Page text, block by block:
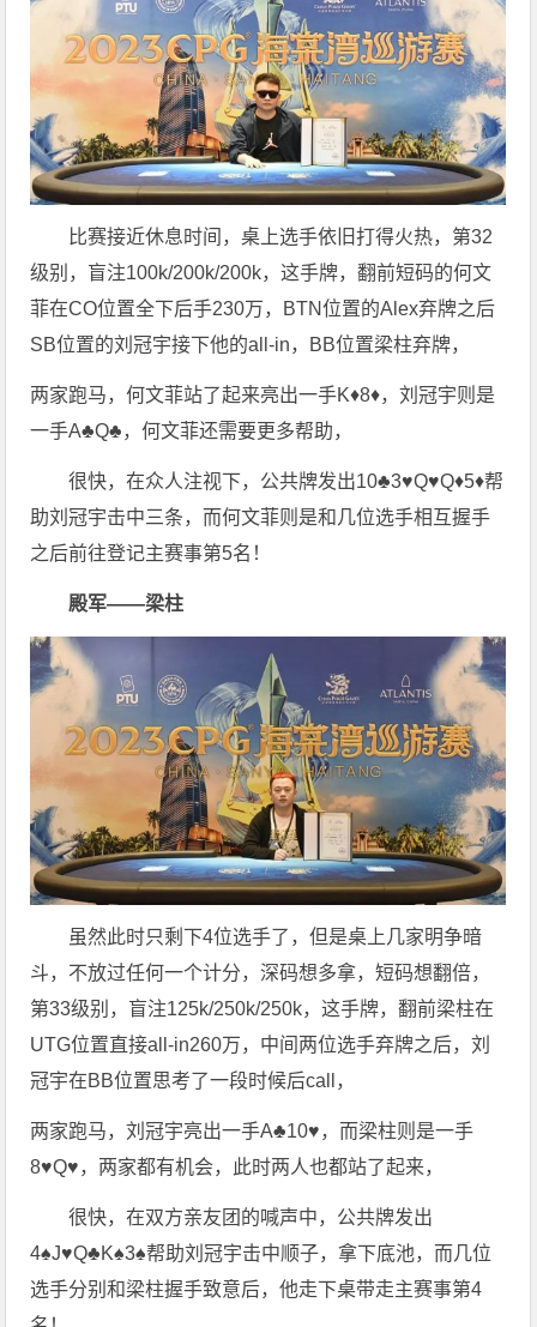
比赛接近休息时间，桌上选手依旧打得火热，第32
级别，盲注100k/200k/200k，这手牌，翻前短码的何文
菲在CO位置全下后手230万，BTN位置的Alex弃牌之后
SB位置的刘冠宇接下他的all-in，BB位置梁柱弃牌，
两家跑马，何文菲站了起来亮出一手K♦️8♦️，刘冠宇则是
一手A♣️Q♣️，何文菲还需要更多帮助，
很快，在众人注视下，公共牌发出10♣️3♥️Q♥️Q♦️5♦️帮
助刘冠宇击中三条，而何文菲则是和几位选手相互握手
之后前往登记主赛事第5名！
殿军——梁柱
虽然此时只剩下4位选手了，但是桌上几家明争暗
斗，不放过任何一个计分，深码想多拿，短码想翻倍，
第33级别，盲注125k/250k/250k，这手牌，翻前梁柱在
UTG位置直接all-in260万，中间两位选手弃牌之后，刘
冠宇在BB位置思考了一段时候后call，
两家跑马，刘冠宇亮出一手A♣️10♥️，而梁柱则是一手
8♥️Q♥️，两家都有机会，此时两人也都站了起来，
很快，在双方亲友团的喊声中，公共牌发出
4♠️J♥️Q♣️K♠️3♠️帮助刘冠宇击中顺子，拿下底池，而几位
选手分别和梁柱握手致意后，他走下桌带走主赛事第4